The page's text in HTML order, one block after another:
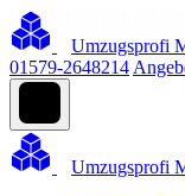
Umzugsprofi
01579-2648214
Umzugsprofi